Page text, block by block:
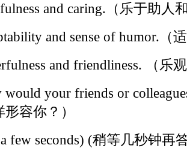
and caring.（乐于助人
and sense of humor.（
and friendliness. （乐
your friends or
容你？）
few seconds) (稍等几秒钟再